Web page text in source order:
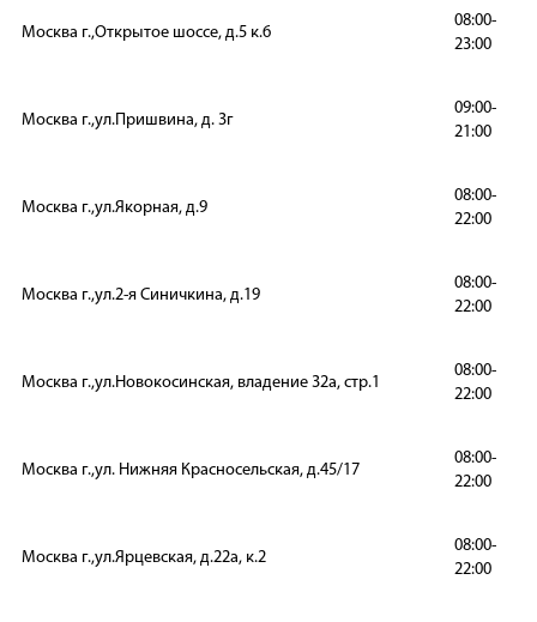
Москва г.,Открытое шоссе, д.5 к.6
08:00-
23:00
Москва г.,ул.Пришвина, д. 3г
09:00-
21:00
Москва г.,ул.Якорная, д.9
08:00-
22:00
Москва г.,ул.2-я Синичкина, д.19
08:00-
22:00
Москва г.,ул.Новокосинская, владение 32а, стр.1
08:00-
22:00
Москва г.,ул. Нижняя Красносельская, д.45/17
08:00-
22:00
Москва г.,ул.Ярцевская, д.22а, к.2
08:00-
22:00